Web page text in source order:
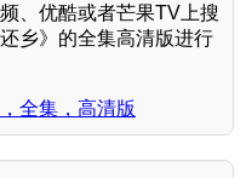
、优酷或者芒果TV上搜
乡》的全集高清版进行
全集，高清版